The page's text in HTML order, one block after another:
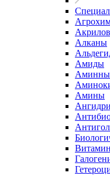
Алканы
Амиды
Амины